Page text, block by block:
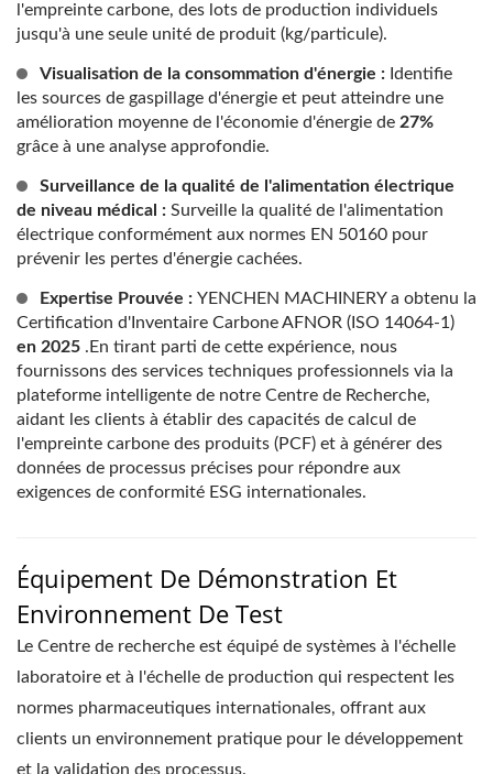
l'empreinte carbone, des lots de production individuels
jusqu'à une seule unité de produit (kg/particule).
Visualisation de la consommation d'énergie : Identifie
les sources de gaspillage d'énergie et peut atteindre une
amélioration moyenne de l'économie d'énergie de 27%
grâce à une analyse approfondie.
Surveillance de la qualité de l'alimentation électrique
de niveau médical : Surveille la qualité de l'alimentation
électrique conformément aux normes EN 50160 pour
prévenir les pertes d'énergie cachées.
Expertise Prouvée : YENCHEN MACHINERY a obtenu la
Certification d'Inventaire Carbone AFNOR (ISO 14064-1)
en 2025 .En tirant parti de cette expérience, nous
fournissons des services techniques professionnels via la
plateforme intelligente de notre Centre de Recherche,
aidant les clients à établir des capacités de calcul de
l'empreinte carbone des produits (PCF) et à générer des
données de processus précises pour répondre aux
exigences de conformité ESG internationales.
Équipement De Démonstration Et
Environnement De Test
Le Centre de recherche est équipé de systèmes à l'échelle
laboratoire et à l'échelle de production qui respectent les
normes pharmaceutiques internationales, offrant aux
clients un environnement pratique pour le développement
et la validation des processus.